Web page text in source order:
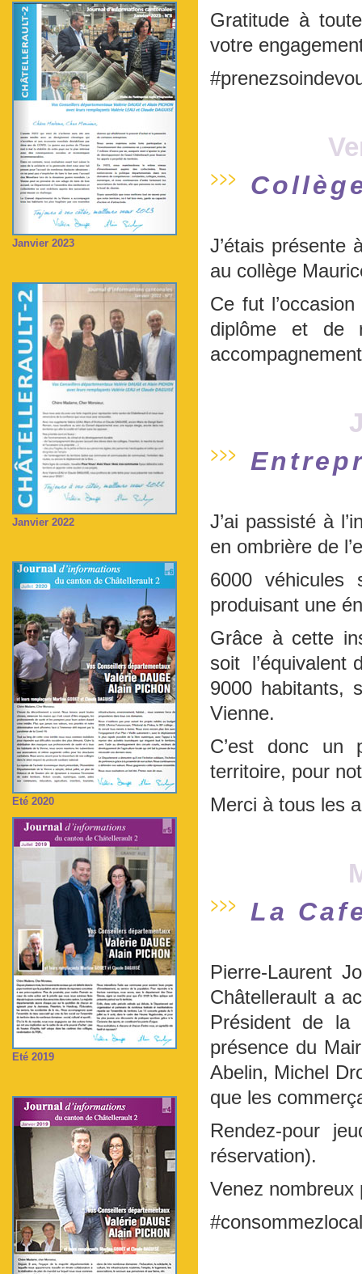
Janvier 2023
Janvier 2022
Eté 2020
Eté 2019
Gratitude à
votre
J’étais présente
au collège
Ce fut
diplôme et de
J’ai passisté à
en ombrière de
6000 véhicules
produisant une
Grâce à cette
soit l’équivalent
9000 habitants,
Vienne.
C’est donc un
territoire, pour
Merci à tous les
La
Pierre-Laurent
Châtellerault a
Président de la
présence du
Abelin, Michel
que les
Rendez-pour
réservation).
Venez
#consommezlocal